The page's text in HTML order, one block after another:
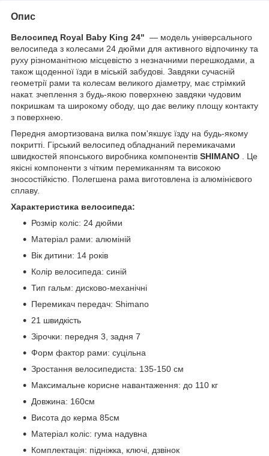
Опис
Велосипед Royal Baby King 24" — модель універсального
велосипеда з колесами 24 дюйми для активного відпочинку та
руху різноманітною місцевістю з незначними перешкодами, а
також щоденної їзди в міській забудові. Завдяки сучасній
геометрії рами та колесам великого діаметру, має стрімкий
накат. зчеплення з будь-якою поверхнею завдяки чудовим
покришкам та широкому ободу, що дає велику площу контакту
з поверхнею.
Передня амортизована вилка пом'якшує їзду на будь-якому
покритті. Гірський велосипед обладнаний перемикачами
швидкостей японського виробника компонентів SHIMANO . Це
якісні компоненти з чітким перемиканням та високою
зносостійкістю. Полегшена рама виготовлена із алюмінієвого
сплаву.
Характеристика велосипеда:
Розмір коліс: 24 дюйми
Матеріал рами: алюміній
Вік дитини: 14 років
Колір велосипеда: синій
Тип гальм: дисково-механічні
Перемикач передач: Shimano
21 швидкість
Зірочки: передня 3, задня 7
Форм фактор рами: суцільна
Зростання велосипедиста: 135-150 см
Максимальне корисне навантаження: до 110 кг
Довжина: 160см
Висота до керма 85см
Матеріал коліс: гума надувна
Комплектація: підніжка, ключі, дзвінок